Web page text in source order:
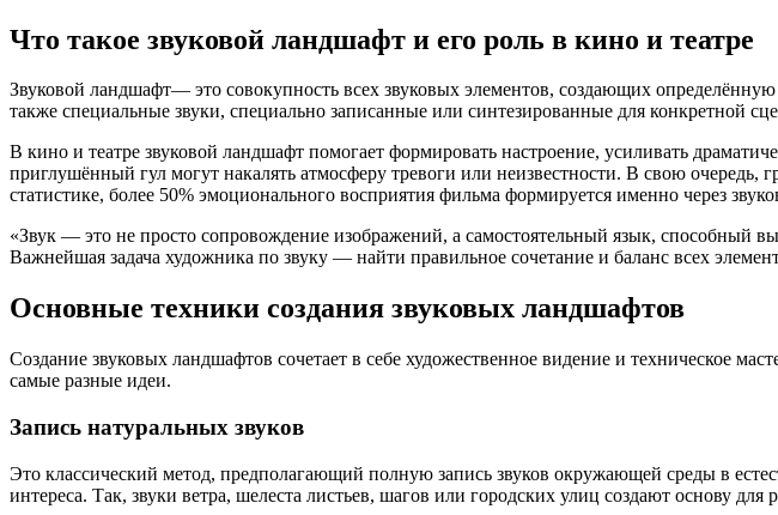
Что такое звуковой ландшафт и его роль в кино и театре
Звуковой ландшафт— это совокупность всех звуковых элементов, создающих
также специальные звуки, специально записанные или синтезированные для конкретной
В кино и театре звуковой ландшафт помогает формировать настроение, усиливать
приглушённый гул могут накалять атмосферу тревоги или неизвестности. В свою
статистике, более 50% эмоционального восприятия фильма формируется именно через
«Звук — это не просто сопровождение изображений, а самостоятельный язык, способный
Важнейшая задача художника по звуку — найти правильное сочетание и баланс всех
Основные техники создания звуковых ландшафтов
Создание звуковых ландшафтов сочетает в себе художественное видение и техническое
самые разные идеи.
Запись натуральных звуков
Это классический метод, предполагающий полную запись звуков окружающей среды в
интереса. Так, звуки ветра, шелеста листьев, шагов или городских улиц создают основу для